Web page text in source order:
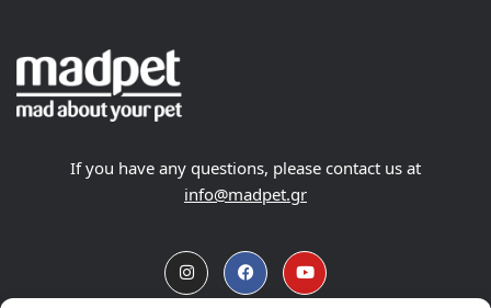
If you have any questions, please contact us at
info@madpet.gr